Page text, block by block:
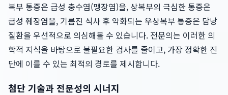
복부 통증은 급성 충수염(맹장염)을, 상복부의 극심한 통증은
급성 췌장염을, 기름진 식사 후 악화되는 우상복부 통증은 담낭
질환을 우선적으로 의심해볼 수 있습니다. 전문의는 이러한 의
학적 지식을 바탕으로 불필요한 검사를 줄이고, 가장 정확한 진
단에 이를 수 있는 최적의 경로를 제시합니다.
첨단 기술과 전문성의 시너지